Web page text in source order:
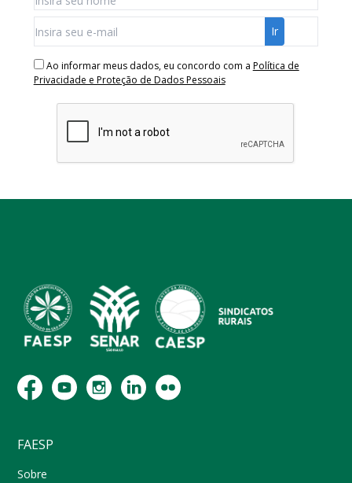
Ao informar meus dados, eu concordo com a Política de
Privacidade e Proteção de Dados Pessoais
FAESP
Sobre